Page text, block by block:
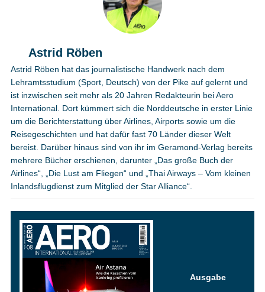
Astrid Röben
Astrid Röben hat das journalistische Handwerk nach dem
Lehramtsstudium (Sport, Deutsch) von der Pike auf gelernt und
ist inzwischen seit mehr als 20 Jahren Redakteurin bei Aero
International. Dort kümmert sich die Norddeutsche in erster Linie
um die Berichterstattung über Airlines, Airports sowie um die
Reisegeschichten und hat dafür fast 70 Länder dieser Welt
bereist. Darüber hinaus sind von ihr im Geramond-Verlag bereits
mehrere Bücher erschienen, darunter „Das große Buch der
Airlines“, „Die Lust am Fliegen“ und „Thai Airways – Vom kleinen
Inlandsflugdienst zum Mitglied der Star Alliance“.
Ausgabe